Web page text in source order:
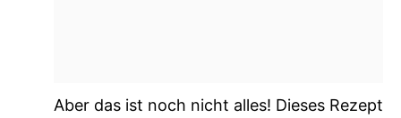
Aber das ist noch nicht alles! Dieses Rezept